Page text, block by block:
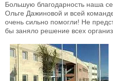
Большую благодарность наша
Ольге Дажиновой и всей
очень сильно помогли! Не
бы заняло решение всех